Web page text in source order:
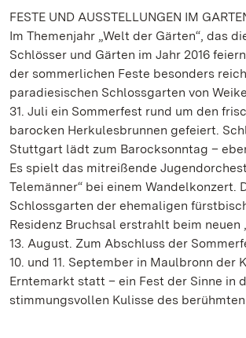
FESTE UND AUSSTELLUNGEN IM
Im Themenjahr „Welt der Gärten“, das
Schlösser und Gärten im Jahr 2016
der sommerlichen Feste besonders
paradiesischen Schlossgarten von
31. Juli ein Sommerfest rund um den
barocken Herkulesbrunnen gefeiert.
Stuttgart lädt zum Barocksonntag –
Es spielt das mitreißende
Telemänner“ bei einem Wandelkonzert.
Schlossgarten der ehemaligen
Residenz Bruchsal erstrahlt beim neuen
13. August. Zum Abschluss der
10. und 11. September in Maulbronn der
Erntemarkt statt – ein Fest der Sinne in
stimmungsvollen Kulisse des